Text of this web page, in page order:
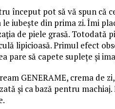
început pot să vă spun că
le iubește din prima zi. Îmi
de piele grasă. Totodată
lipicioasă. Primul efect
pare să capete suplețe și
GENERAME, crema de
și ca bază pentru